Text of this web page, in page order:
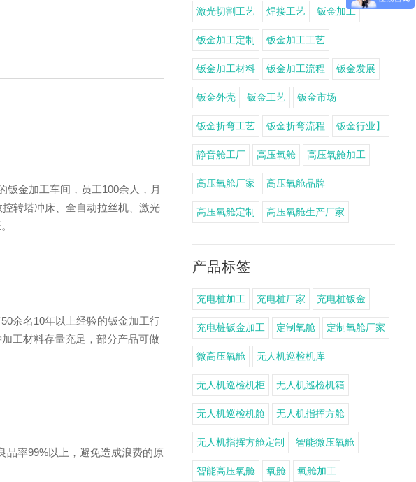
钣金加工车间，员工100余人，月
转塔冲床、全自动拉丝机、激光
余名10年以上经验的钣金加工行
工材料存量充足，部分产品可做
品率99%以上，避免造成浪费的原
激光切割工艺 焊接工艺 钣金加工
钣金加工定制 钣金加工工艺
钣金加工材料 钣金加工流程 钣金发展
钣金外壳 钣金工艺 钣金市场
钣金折弯工艺 钣金折弯流程 钣金行业】
静音舱工厂 高压氧舱 高压氧舱加工
高压氧舱厂家 高压氧舱品牌
高压氧舱定制 高压氧舱生产厂家
产品标签
充电桩加工 充电桩厂家 充电桩钣金
充电桩钣金加工 定制氧舱 定制氧舱厂家
微高压氧舱 无人机巡检机库
无人机巡检机柜 无人机巡检机箱
无人机巡检机舱 无人机指挥方舱
无人机指挥方舱定制 智能微压氧舱
智能高压氧舱 氧舱 氧舱加工